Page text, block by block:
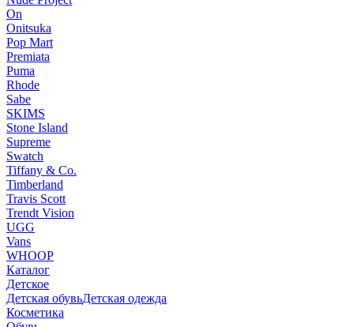
On
Onitsuka
Pop Mart
Premiata
Puma
Rhode
Sabe
SKIMS
Stone Island
Supreme
Swatch
Tiffany & Co.
Timberland
Travis Scott
Trendt Vision
UGG
Vans
WHOOP
Каталог
Детское
Детская обувьДетская одежда
Косметика